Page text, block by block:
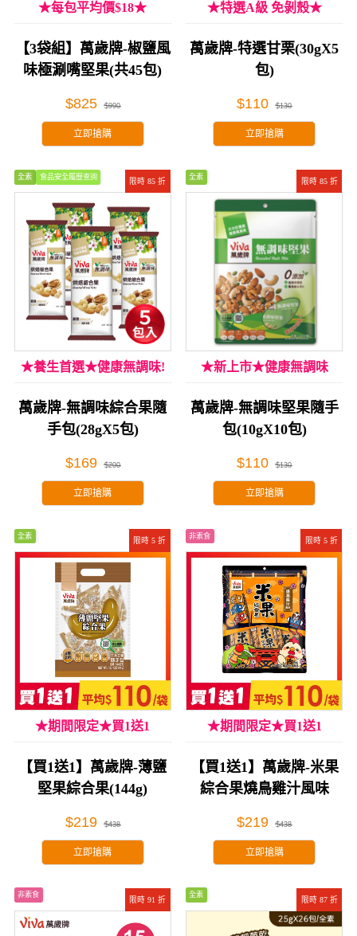
★每包平均價$18★
【3袋組】萬歲牌-椒鹽風
味極涮嘴堅果(共45包)
$825 $990
立即搶購
★特選A級 免剝殼★
萬歲牌-特選甘栗(30gX5
包)
$110 $130
立即搶購
限時 85 折
全素 食品安全履歷查詢
★養生首選★健康無調味!
萬歲牌-無調味綜合果隨
手包(28gX5包)
$169 $200
立即搶購
限時 85 折
全素
★新上市★健康無調味
萬歲牌-無調味堅果隨手
包(10gX10包)
$110 $130
立即搶購
限時 5 折
全素
★期間限定★買1送1
【買1送1】萬歲牌-薄鹽
堅果綜合果(144g)
$219 $438
立即搶購
限時 5 折
非素食
★期間限定★買1送1
【買1送1】萬歲牌-米果
綜合果燒鳥雞汁風味
$219 $438
立即搶購
限時 91 折
非素食
限時 87 折
全素